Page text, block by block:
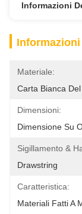
Informazioni
Materiale:
Carta Bianca
Dimensioni:
Dimensione Su
Sigillamento &
Drawstring
Caratteristica:
Materiali Fatti A